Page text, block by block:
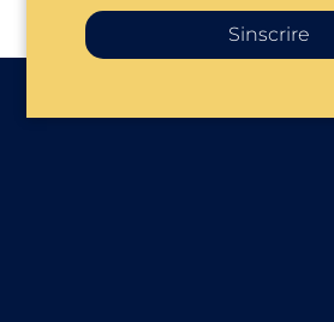
Sinscrire